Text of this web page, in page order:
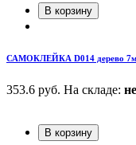
В корзину
САМОКЛЕЙКА D014 дерево
353.6 руб. На складе:
В корзину